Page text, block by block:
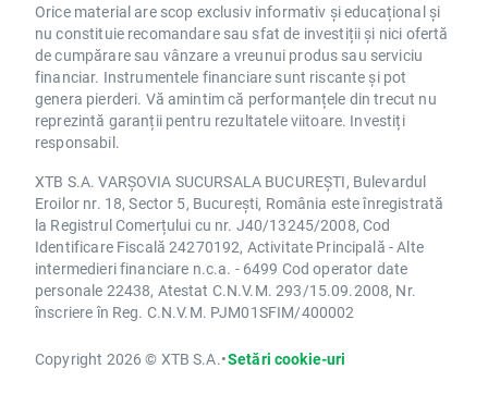
Orice material are scop exclusiv informativ și educațional și
nu constituie recomandare sau sfat de investiții și nici ofertă
de cumpărare sau vânzare a vreunui produs sau serviciu
financiar. Instrumentele financiare sunt riscante și pot
genera pierderi. Vă amintim că performanțele din trecut nu
reprezintă garanții pentru rezultatele viitoare. Investiți
responsabil.
XTB S.A. VARȘOVIA SUCURSALA BUCUREȘTI, Bulevardul
Eroilor nr. 18, Sector 5, București, România este înregistrată
la Registrul Comerțului cu nr. J40/13245/2008, Cod
Identificare Fiscală 24270192, Activitate Principală - Alte
intermedieri financiare n.c.a. - 6499 Cod operator date
personale 22438, Atestat C.N.V.M. 293/15.09.2008, Nr.
înscriere în Reg. C.N.V.M. PJM01SFIM/400002
Copyright 2026 © XTB S.A.•Setări cookie-uri